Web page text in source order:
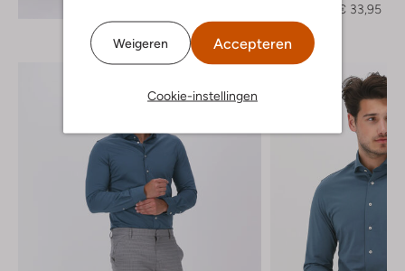
Weigeren Accepteren
Cookie-instellingen
€ 33,95